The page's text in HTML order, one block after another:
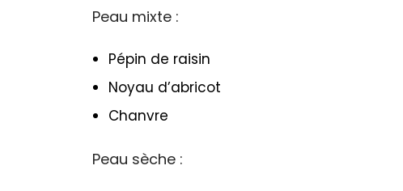
Peau mixte :
Pépin de raisin
Noyau d’abricot
Chanvre
Peau sèche :